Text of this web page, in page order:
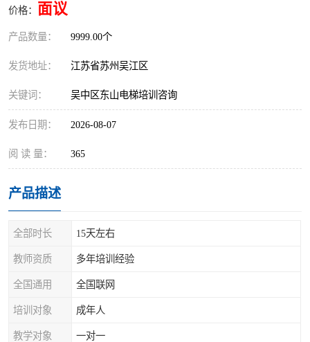
价格： 面议
产品数量： 9999.00个
发货地址： 江苏省苏州吴江区
关键词： 吴中区东山电梯培训咨询
发布日期： 2026-08-07
阅 读 量： 365
产品描述
全部时长 15天左右
教师资质 多年培训经验
全国通用 全国联网
培训对象 成年人
教学对象 一对一